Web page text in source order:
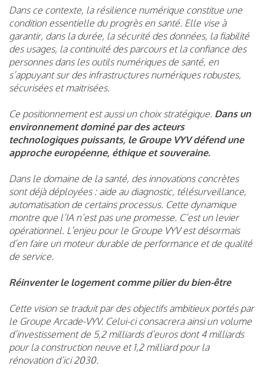
Dans ce contexte, la résilience numérique constitue une
condition essentielle du progrès en santé. Elle vise à
garantir, dans la durée, la sécurité des données, la fiabilité
des usages, la continuité des parcours et la confiance des
personnes dans les outils numériques de santé, en
s’appuyant sur des infrastructures numériques robustes,
sécurisées et maitrisées.
Ce positionnement est aussi un choix stratégique. Dans un
environnement dominé par des acteurs
technologiques puissants, le Groupe VYV défend une
approche européenne, éthique et souveraine.
Dans le domaine de la santé, des innovations concrètes
sont déjà déployées : aide au diagnostic, télésurveillance,
automatisation de certains processus. Cette dynamique
montre que l’IA n’est pas une promesse. C’est un levier
opérationnel. L’enjeu pour le Groupe VYV est désormais
d’en faire un moteur durable de performance et de qualité
de service.
Réinventer le logement comme pilier du bien-être
Cette vision se traduit par des objectifs ambitieux portés par
le Groupe Arcade-VYV. Celui-ci consacrera ainsi un volume
d’investissement de 5,2 milliards d’euros dont 4 milliards
pour la construction neuve et 1,2 milliard pour la
rénovation d’ici 2030.